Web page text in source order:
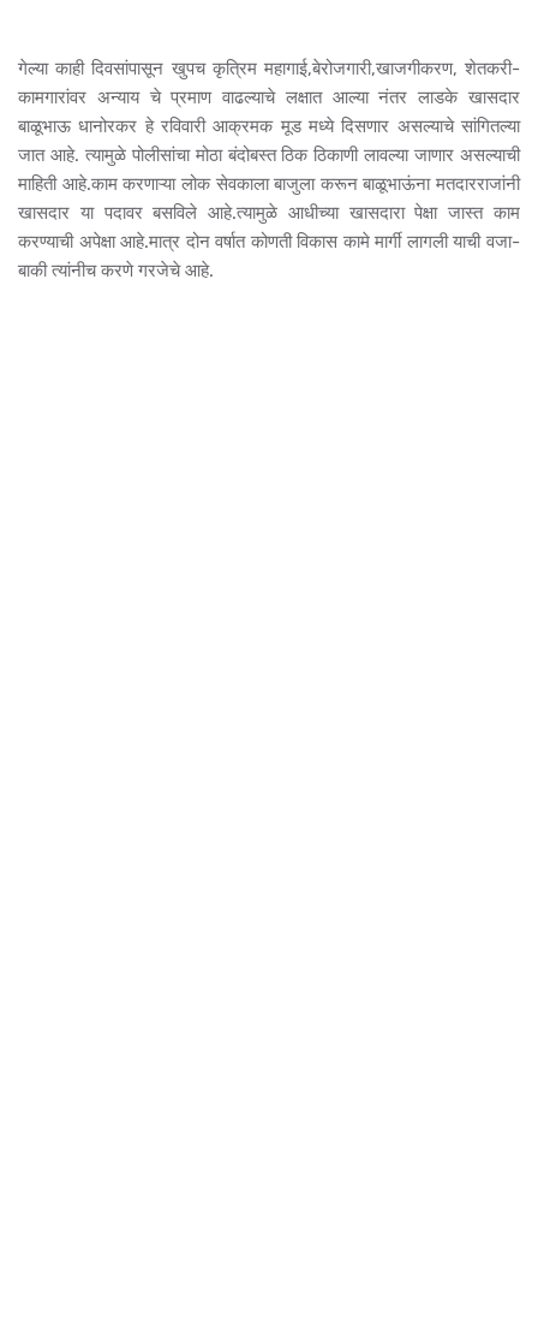
गेल्या काही दिवसांपासून खुपच कृत्रिम महागाई,बेरोजगारी,खाजगीकरण, शेतकरी-
कामगारांवर अन्याय चे प्रमाण वाढल्याचे लक्षात आल्या नंतर लाडके खासदार
बाळूभाऊ धानोरकर हे रविवारी आक्रमक मूड मध्ये दिसणार असल्याचे सांगितल्या
जात आहे. त्यामुळे पोलीसांचा मोठा बंदोबस्त ठिक ठिकाणी लावल्या जाणार असल्याची
माहिती आहे.काम करणाऱ्या लोक सेवकाला बाजुला करून बाळूभाऊंना मतदारराजांनी
खासदार या पदावर बसविले आहे.त्यामुळे आधीच्या खासदारा पेक्षा जास्त काम
करण्याची अपेक्षा आहे.मात्र दोन वर्षात कोणती विकास कामे मार्गी लागली याची वजा-
बाकी त्यांनीच करणे गरजेचे आहे.